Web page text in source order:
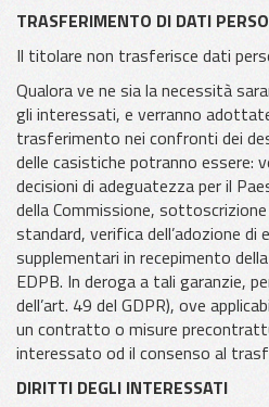
TRASFERIMENTO DI DATI
Il titolare non trasferisce dati
Qualora ve ne sia la necessità
gli interessati, e verranno
trasferimento nei confronti dei
delle casistiche potranno essere:
decisioni di adeguatezza per il
della Commissione,
standard, verifica dell’adozione di
supplementari in recepimento
EDPB. In deroga a tali garanzie,
dell’art. 49 del GDPR), ove
un contratto o misure
interessato od il consenso al
DIRITTI DEGLI INTERESSATI